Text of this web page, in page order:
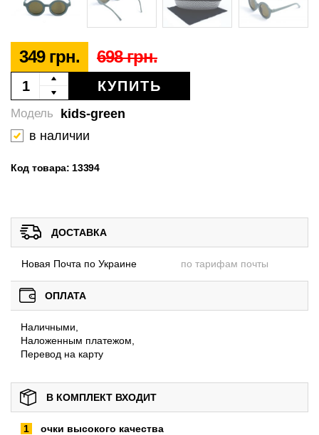
349 грн. 698 грн.
КУПИТЬ
kids-green
Модель
в наличии
Код товара: 13394
ДОСТАВКА
Новая Почта по Украине по тарифам почты
ОПЛАТА
Наличными,
Наложенным платежом,
Перевод на карту
В КОМПЛЕКТ ВХОДИТ
очки высокого качества